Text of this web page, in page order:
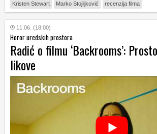
Kristen Stewart Marko Stojiljković recenzija filma
11.06. (18:00)
Horor uredskih prostora
Radić o filmu ‘Backrooms’:
likove